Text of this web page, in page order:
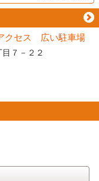
クセス 広い駐車場
７－２２